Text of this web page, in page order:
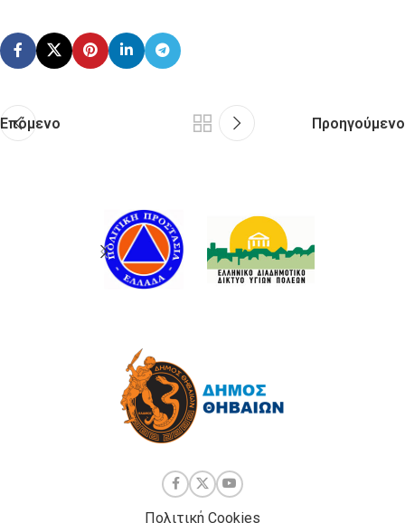
Επόμενο Προηγούμενο
Πολιτική Cookies